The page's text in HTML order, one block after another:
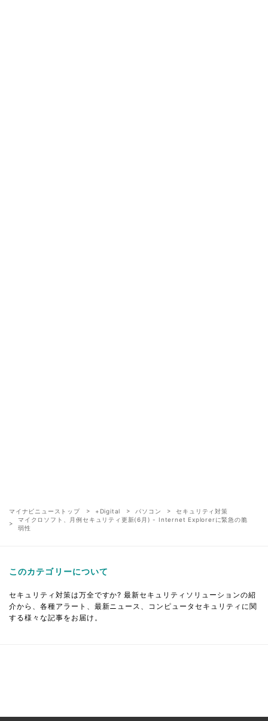
マイナビニューストップ +Digital パソコン
セキュリティ対策
マイクロソフト、月例セキュリティ更新(6月) - Internet Explorerに緊急の脆
弱性
このカテゴリーについて
セキュリティ対策は万全ですか? 最新セキュリティソリューションの紹
介から、各種アラート、最新ニュース、コンピュータセキュリティに関
する様々な記事をお届け。